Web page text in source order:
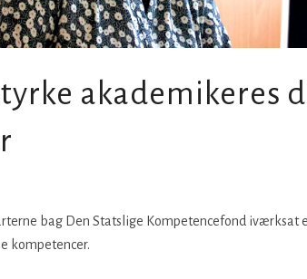
akademikeres
bag Den Statslige Kompetencefond iværksat
kompetencer.